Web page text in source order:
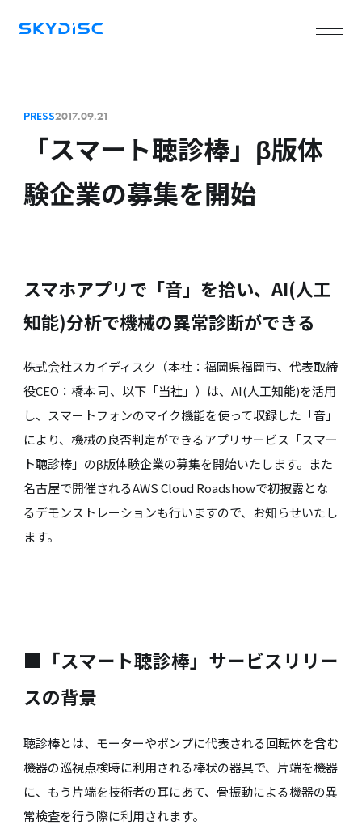
PRESS2017.09.21
「スマート聴診棒」β版体
験企業の募集を開始
スマホアプリで「音」を拾い、AI(人工
知能)分析で機械の異常診断ができる
株式会社スカイディスク（本社：福岡県福岡市、代表取締
役CEO：橋本 司、以下「当社」）は、AI(人工知能)を活用
し、スマートフォンのマイク機能を使って収録した「音」
により、機械の良否判定ができるアプリサービス「スマー
ト聴診棒」のβ版体験企業の募集を開始いたします。また
名古屋で開催されるAWS Cloud Roadshowで初披露とな
るデモンストレーションも行いますので、お知らせいたし
ます。
■「スマート聴診棒」サービスリリー
スの背景
聴診棒とは、モーターやポンプに代表される回転体を含む
機器の巡視点検時に利用される棒状の器具で、片端を機器
に、もう片端を技術者の耳にあて、骨振動による機器の異
常検査を行う際に利用されます。